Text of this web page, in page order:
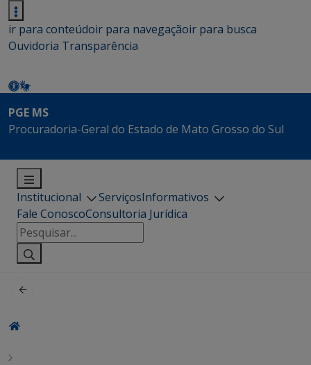
ir para conteúdoir para navegaçãoir para busca
Ouvidoria Transparência
PGE MS
Procuradoria-Geral do Estado de Mato Grosso do Sul
Institucional ServiçosInformativos
Fale ConoscoConsultoria Jurídica
Pesquisar
por: